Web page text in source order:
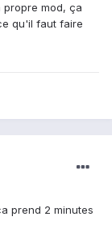
mod, ça
qu'il faut faire
prend 2 minutes